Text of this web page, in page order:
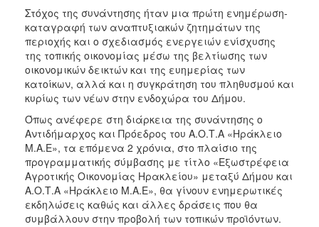
Στόχος της συνάντησης ήταν μια πρώτη ενημέρωση-
καταγραφή των αναπτυξιακών ζητημάτων της
περιοχής και ο σχεδιασμός ενεργειών ενίσχυσης
της τοπικής οικονομίας μέσω της βελτίωσης των
οικονομικών δεικτών και της ευημερίας των
κατοίκων, αλλά και η συγκράτηση του πληθυσμού και
κυρίως των νέων στην ενδοχώρα του Δήμου.
Όπως ανέφερε στη διάρκεια της συνάντησης ο
Αντιδήμαρχος και Πρόεδρος του Α.Ο.Τ.Α «Ηράκλειο
Μ.Α.Ε», τα επόμενα 2 χρόνια, στο πλαίσιο της
προγραμματικής σύμβασης με τίτλο «Εξωστρέφεια
Αγροτικής Οικονομίας Ηρακλείου» μεταξύ Δήμου και
Α.Ο.Τ.Α «Ηράκλειο Μ.Α.Ε», θα γίνουν ενημερωτικές
εκδηλώσεις καθώς και άλλες δράσεις που θα
συμβάλλουν στην προβολή των τοπικών προϊόντων.